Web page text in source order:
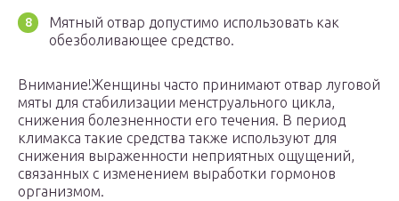
Мятный отвар допустимо использовать как
обезболивающее средство.
Внимание!Женщины часто принимают отвар луговой
мяты для стабилизации менструального цикла,
снижения болезненности его течения. В период
климакса такие средства также используют для
снижения выраженности неприятных ощущений,
связанных с изменением выработки гормонов
организмом.